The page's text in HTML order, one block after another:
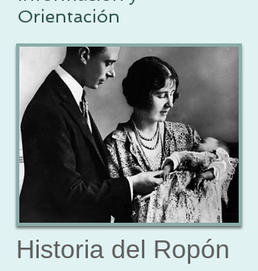
Historia del Ropón
Orientación